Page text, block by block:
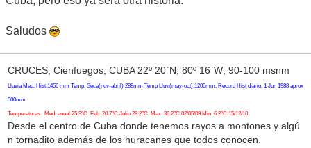
Saludos
CRUCES, Cienfuegos, CUBA 22º 20`N; 80º 16`W; 90-100 msnm
Lluvia Med. Hist 1456 mm Temp. Seca(nov-abril) 288mm Temp Lluv.(may-oct) 1200mm, Record Hist diario: 1 Jun 1988 aprox
500mm
Temperaturas Med. anual 25.3ºC Feb. 20.7ºC Julio 28.2ºC Max. 36.2ºC 02/05/09 Min. 6.2ºC 15/12/10
Desde el centro de Cuba donde tenemos rayos a montones y algú
n tornadito además de los huracanes que todos conocen.